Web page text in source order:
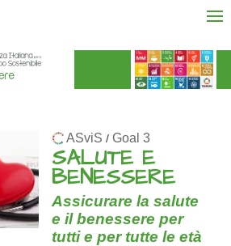
ASviS / Goal 3
SALUTE E
BENESSERE
Assicurare la salute
e il benessere per
tutti e per tutte le età